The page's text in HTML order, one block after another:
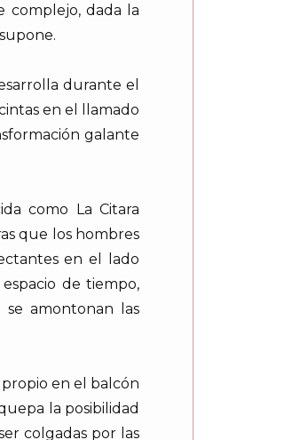
complejo, dada la
durante el
en el llamado
galante
como La Citara
que los hombres
en el lado
de tiempo,
amontonan las
propio en el balcón
la posibilidad
colgadas por las